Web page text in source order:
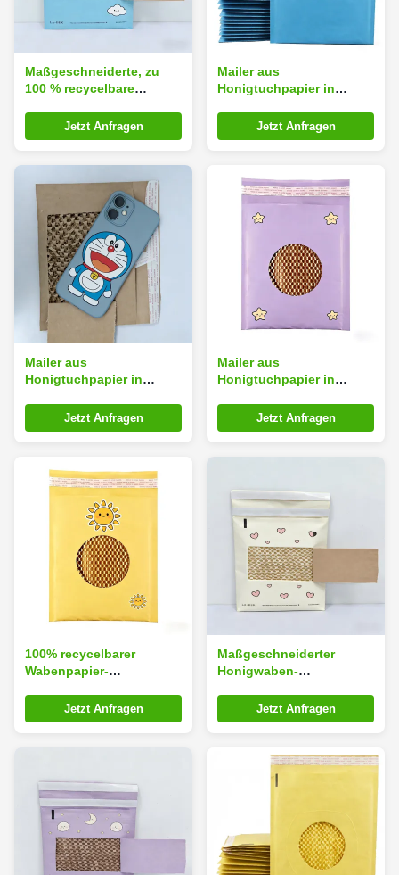
Maßgeschneiderte, zu
100 % recycelbare
Papierversandtasche mit
Honigwaben-
Schutzverpackungen
Jetzt Anfragen
Mailer aus
Honigtuchpapier in
100% recycelbarer
Honigtuchkissenstruktur
Jetzt Anfragen
Mailer aus
Honigtuchpapier in
100% recycelbarer
Honigtuchkissenstruktur
Jetzt Anfragen
Mailer aus
Honigtuchpapier in
100% recycelbarer
Honigtuchkissenstruktur
Jetzt Anfragen
100% recycelbarer
Wabenpapier-
individueller Größe und
Wabenpolsterstruktur für
Jetzt Anfragen
Maßgeschneiderter
Honigwaben-
100 % recycelbarer
Honigwaben-
umweltfreundlichen
Schutzversand
Jetzt Anfragen